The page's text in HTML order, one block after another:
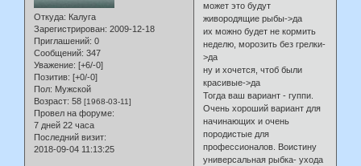
Откуда: Калуга
Зарегистрирован: 2009-12-18
Приглашений: 0
Сообщений: 347
Уважение: [+6/-0]
Позитив: [+0/-0]
Пол: Мужской
Возраст: 58 [1968-03-11]
Провел на форуме:
7 дней 22 часа
Последний визит:
2018-09-04 11:13:25
может это будут
живородящие рыбы->да
их можно будет не кормить
неделю, морозить без грелки-
>да
ну и хочется, чтоб были
красивые->да
Тогда ваш вариант - гуппи.
Очень хороший вариант для
начинающих и очень
породистые для
профессионалов. Воистину
универсальная рыбка- ухода